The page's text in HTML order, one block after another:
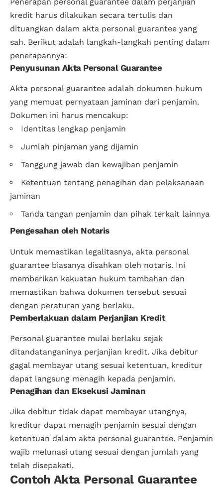
kredit harus dilakukan secara tertulis dan
dituangkan dalam akta personal guarantee yang
sah. Berikut adalah langkah-langkah penting dalam
penerapannya:
Penyusunan Akta Personal Guarantee
Akta personal guarantee adalah dokumen hukum
yang memuat pernyataan jaminan dari penjamin.
Dokumen ini harus mencakup:
Identitas lengkap penjamin
Jumlah pinjaman yang dijamin
Tanggung jawab dan kewajiban penjamin
Ketentuan tentang penagihan dan pelaksanaan
jaminan
Tanda tangan penjamin dan pihak terkait lainnya
Pengesahan oleh Notaris
Untuk memastikan legalitasnya, akta personal
guarantee biasanya disahkan oleh notaris. Ini
memberikan kekuatan hukum tambahan dan
memastikan bahwa dokumen tersebut sesuai
dengan peraturan yang berlaku.
Pemberlakuan dalam Perjanjian Kredit
Personal guarantee mulai berlaku sejak
ditandatanganinya perjanjian kredit. Jika debitur
gagal membayar utang sesuai ketentuan, kreditur
dapat langsung menagih kepada penjamin.
Penagihan dan Eksekusi Jaminan
Jika debitur tidak dapat membayar utangnya,
kreditur dapat menagih penjamin sesuai dengan
ketentuan dalam akta personal guarantee. Penjamin
wajib melunasi utang sesuai dengan jumlah yang
telah disepakati.
Contoh Akta Personal Guarantee